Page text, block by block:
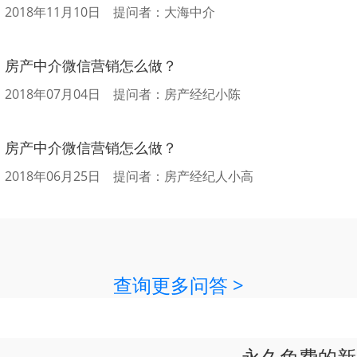
2018年11月10日 提问者：大海中介
房产中介微信营销怎么做？
2018年07月04日 提问者：房产经纪小陈
房产中介微信营销怎么做？
2018年06月25日 提问者：房产经纪人小高
查询更多问答 >